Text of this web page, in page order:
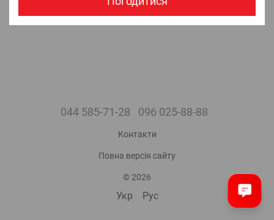
044 585-71-28 096 025-88-88
Контакти
Повна версія сайту
© 2026
Укр Рус